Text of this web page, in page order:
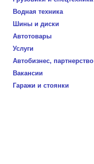
Водная техника
Шины и диски
Автотовары
Услуги
Автобизнес, партнерство
Вакансии
Гаражи и стоянки